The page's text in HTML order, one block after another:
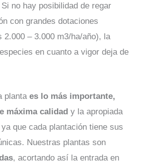
no hay posibilidad de regar
con grandes dotaciones
2.000 – 3.000 m3/ha/año), la
en cuanto a vigor deja de
planta es lo más importante,
máxima calidad y la apropiada
que cada plantación tiene sus
Nuestras plantas son
, acortando así la entrada en